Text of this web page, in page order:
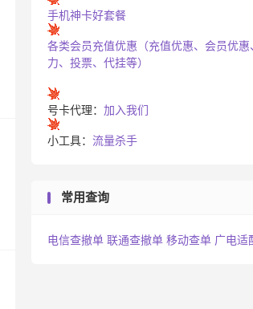
手机神卡好套餐
各类会员充值优惠（充值优惠、会员优惠
力、投票、代挂等）
号卡代理： 加入我们
小工具： 流量杀手
常用查询
电信查撤单 联通查撤单 移动查单 广电适